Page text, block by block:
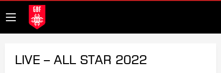
LIVE – ALL STAR 2022